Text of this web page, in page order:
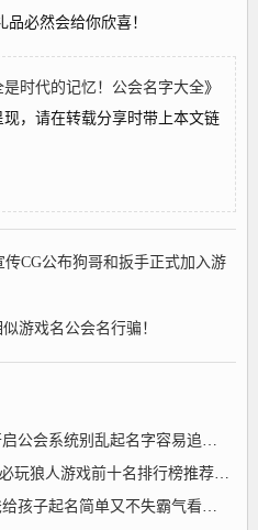
必然会给你欣喜！
时代的记忆！公会名字大全》
现，请在转载分享时带上本文链
CG公布狗哥和扳手正式加入游
游戏名公会名行骗！
会系统别乱起名字容易追悔莫及
戏前十名排行榜推荐？狼人杀公会名字
名简单又不失霸气看了让人直觉严肃